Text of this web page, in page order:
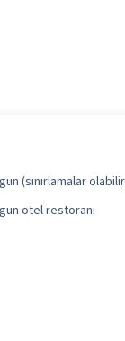
(sınırlamalar
otel restoranı